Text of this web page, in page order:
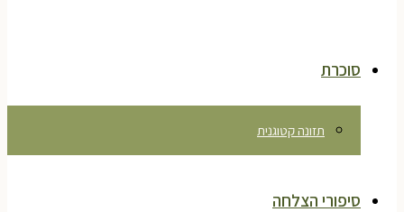
סוכרת
תזונה קטוגנית
סיפורי הצלחה